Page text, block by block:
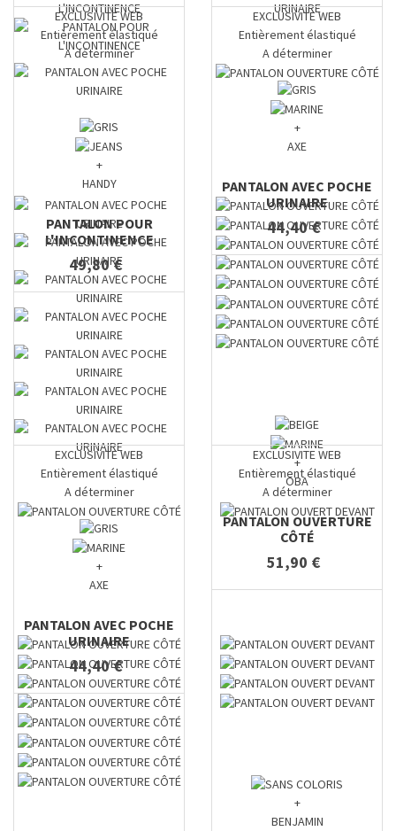
+
HANDY
PANTALON POUR
L'INCONTINENCE
49,80 €
+
AXE
PANTALON AVEC POCHE
URINAIRE
44,40 €
EXCLUSIVITE WEB
Entièrement élastiqué
A déterminer
+
AXE
PANTALON AVEC POCHE
URINAIRE
44,40 €
EXCLUSIVITE WEB
Entièrement élastiqué
A déterminer
+
OBA
PANTALON OUVERTURE
CÔTÉ
51,90 €
EXCLUSIVITE WEB
Entièrement élastiqué
A déterminer
EXCLUSIVITE WEB
Entièrement élastiqué
A déterminer
+
BENJAMIN